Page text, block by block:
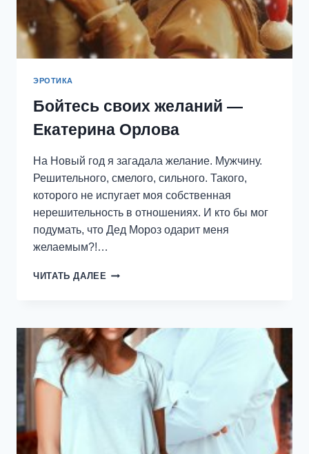
ЭРОТИКА
Бойтесь своих желаний —
Екатерина Орлова
На Новый год я загадала желание. Мужчину.
Решительного, смелого, сильного. Такого,
которого не испугает моя собственная
нерешительность в отношениях. И кто бы мог
подумать, что Дед Мороз одарит меня
желаемым?!…
ЧИТАТЬ ДАЛЕЕ БОЙТЕСЬ
ЕКАТЕРИНА
ОРЛОВА